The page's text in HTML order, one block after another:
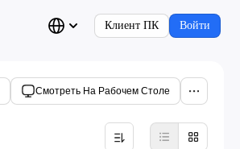
Клиент ПК Войти
Смотреть На Рабочем Столе